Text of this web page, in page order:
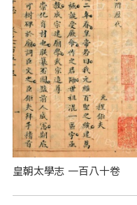
皇朝太學志 一百八十卷